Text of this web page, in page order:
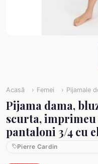
Acasă Femei Pijamale
Pijama dama,
scurta,
pantaloni 3/4 cu
Pierre Cardin